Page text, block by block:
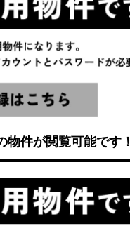
物件が閲覧可能です！